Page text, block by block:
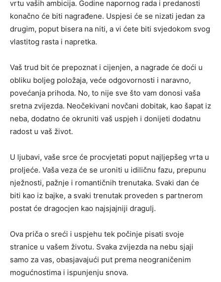
vrtu vaših ambicija. Godine napornog rada i predanosti
konačno će biti nagrađene. Uspjesi će se nizati jedan za
drugim, poput bisera na niti, a vi ćete biti svjedokom svog
vlastitog rasta i napretka.
Vaš trud bit će prepoznat i cijenjen, a nagrade će doći u
obliku boljeg položaja, veće odgovornosti i naravno,
povećanja prihoda. No, to nije sve što vam donosi vaša
sretna zvijezda. Neočekivani novčani dobitak, kao šapat iz
neba, dodatno će okruniti vaš uspjeh i donijeti dodatnu
radost u vaš život.
U ljubavi, vaše srce će procvjetati poput najljepšeg vrta u
proljeće. Vaša veza će se uroniti u idiličnu fazu, prepunu
nježnosti, pažnje i romantičnih trenutaka. Svaki dan će
biti kao iz bajke, a svaki trenutak proveden s partnerom
postat će dragocjen kao najsjajniji dragulj.
Ova priča o sreći i uspjehu tek počinje pisati svoje
stranice u vašem životu. Svaka zvijezda na nebu sjaji
samo za vas, obasjavajući put prema neograničenim
mogućnostima i ispunjenju snova.